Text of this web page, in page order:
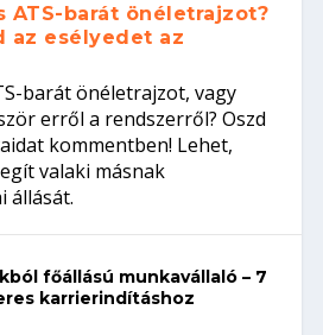
ATS-barát önéletrajzot?
az esélyedet az
barát önéletrajzot, vagy
erről a rendszerről? Oszd
kommentben! Lehet,
valaki másnak
állását.
főállású munkavállaló – 7
karrierindításhoz